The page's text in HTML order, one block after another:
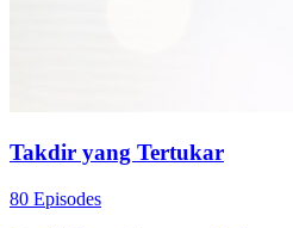
Takdir yang Tertukar
80 Episodes